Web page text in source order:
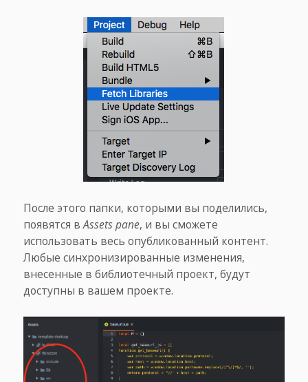
После этого папки, которыми вы поделились,
появятся вAssets pane, и вы сможете
использовать весь опубликованный контент.
Любые синхронизированные изменения,
внесенные в библиотечный проект, будут
доступны в вашем проекте.